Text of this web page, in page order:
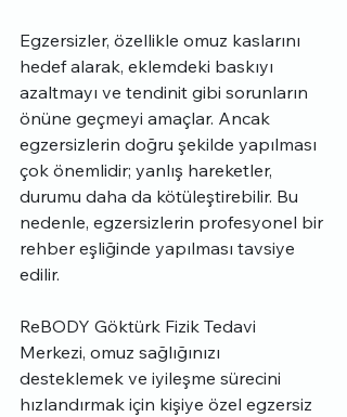
Egzersizler, özellikle omuz kaslarını
hedef alarak, eklemdeki baskıyı
azaltmayı ve tendinit gibi sorunların
önüne geçmeyi amaçlar. Ancak
egzersizlerin doğru şekilde yapılması
çok önemlidir; yanlış hareketler,
durumu daha da kötüleştirebilir. Bu
nedenle, egzersizlerin profesyonel bir
rehber eşliğinde yapılması tavsiye
edilir.
ReBODY Göktürk Fizik Tedavi
Merkezi, omuz sağlığınızı
desteklemek ve iyileşme sürecini
hızlandırmak için kişiye özel egzersiz